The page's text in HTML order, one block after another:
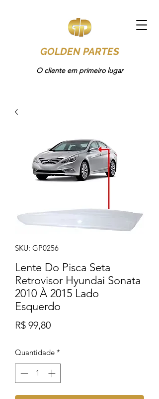
GOLDEN PARTES
O cliente em primeiro lugar
SKU: GP0256
Lente Do Pisca Seta
Retrovisor Hyundai Sonata
2010 À 2015 Lado
Esquerdo
R$ 99,80Preço
Quantidade *